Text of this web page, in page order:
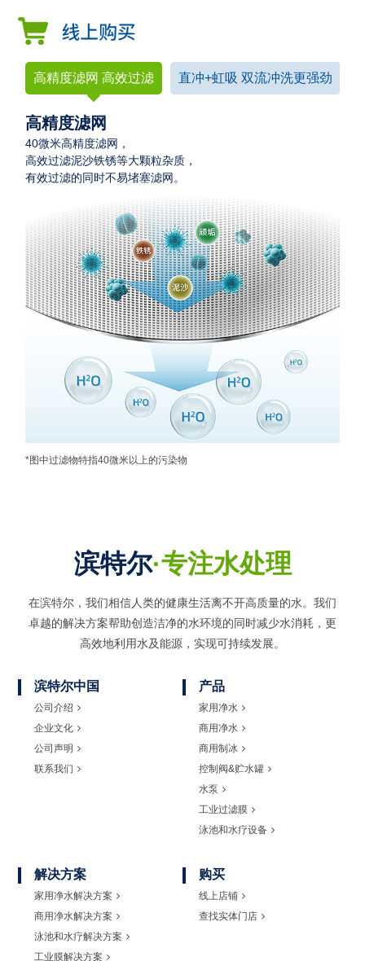
高精度滤网 高效过滤 直冲+虹吸 双流冲洗更强劲
高精度滤网
40微米高精度滤网，
高效过滤泥沙铁锈等大颗粒杂质，
有效过滤的同时不易堵塞滤网。
*图中过滤物特指40微米以上的污染物
滨特尔·专注水处理
在滨特尔，我们相信人类的健康生活离不开高质量的水。我们
卓越的解决方案帮助创造洁净的水环境的同时减少水消耗，更
高效地利用水及能源，实现可持续发展。
滨特尔中国
公司介绍
企业文化
公司声明
联系我们
产品
家用净水
商用净水
商用制冰
控制阀&贮水罐
水泵
工业过滤膜
泳池和水疗设备
解决方案
家用净水解决方案
商用净水解决方案
泳池和水疗解决方案
工业膜解决方案
购买
线上店铺
查找实体门店